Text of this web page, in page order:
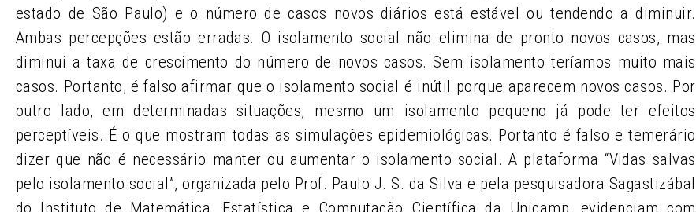
estado de São Paulo) e o número de casos novos diários está estável ou tendendo a diminuir.
Ambas percepções estão erradas. O isolamento social não elimina de pronto novos casos, mas
diminui a taxa de crescimento do número de novos casos. Sem isolamento teríamos muito mais
casos. Portanto, é falso afirmar que o isolamento social é inútil porque aparecem novos casos. Por
outro lado, em determinadas situações, mesmo um isolamento pequeno já pode ter efeitos
perceptíveis. É o que mostram todas as simulações epidemiológicas. Portanto é falso e temerário
dizer que não é necessário manter ou aumentar o isolamento social. A plataforma “Vidas salvas
pelo isolamento social”, organizada pelo Prof. Paulo J. S. da Silva e pela pesquisadora Sagastizábal
do Instituto de Matemática, Estatística e Computação Científica da Unicamp, evidenciam com